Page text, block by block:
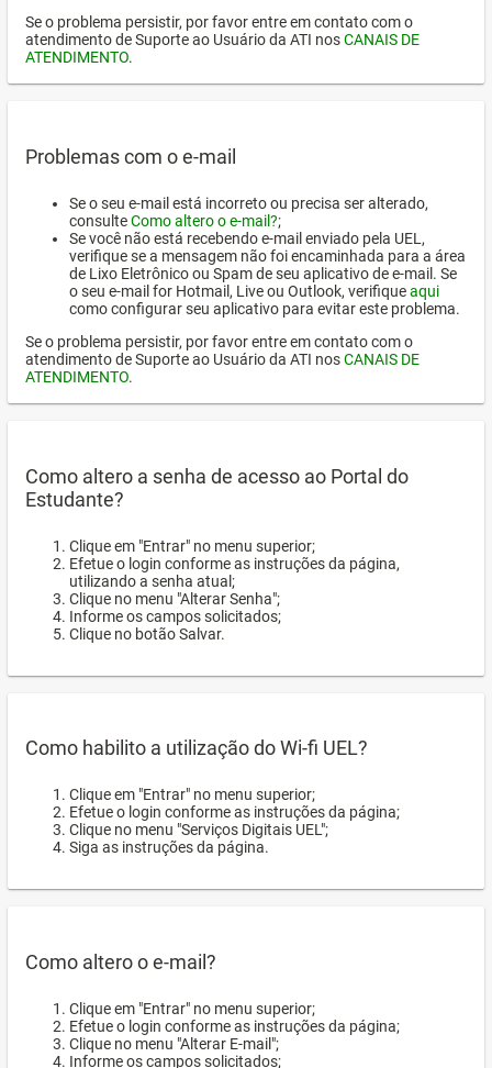
Se o problema persistir, por favor entre em contato com o
atendimento de Suporte ao Usuário da ATI nosCANAIS DE
ATENDIMENTO.
Problemas com o e-mail
Se o seu e-mail está incorreto ou precisa ser alterado,
consulteComo altero o e-mail?;
Se você não está recebendo e-mail enviado pela UEL,
verifique se a mensagem não foi encaminhada para a área
de Lixo Eletrônico ou Spam de seu aplicativo de e-mail. Se
o seu e-mail for Hotmail, Live ou Outlook, verifiqueaqui
como configurar seu aplicativo para evitar este problema.
Se o problema persistir, por favor entre em contato com o
atendimento de Suporte ao Usuário da ATI nosCANAIS DE
ATENDIMENTO.
Como altero a senha de acesso ao Portal do
Estudante?
Clique em "Entrar" no menu superior;
Efetue o login conforme as instruções da página,
utilizando a senha atual;
Clique no menu "Alterar Senha";
Informe os campos solicitados;
Clique no botão Salvar.
Como habilito a utilização do Wi-fi UEL?
Clique em "Entrar" no menu superior;
Efetue o login conforme as instruções da página;
Clique no menu "Serviços Digitais UEL";
Siga as instruções da página.
Como altero o e-mail?
Clique em "Entrar" no menu superior;
Efetue o login conforme as instruções da página;
Clique no menu "Alterar E-mail";
Informe os campos solicitados;